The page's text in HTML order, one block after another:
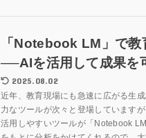
「Notebook LM」で教
──AIを活用して成果を
2025.08.02
近年、教育現場にも急速に広がる生
力なツールが次々と登場しています
活用しやすいツールが「Notebook